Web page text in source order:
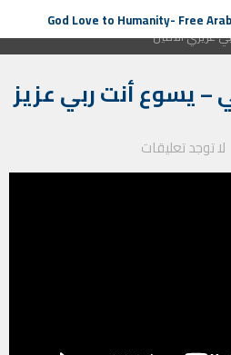
عزيزي الأمين
يسوع أنت ربي عزيز
لا توجد تعليقات